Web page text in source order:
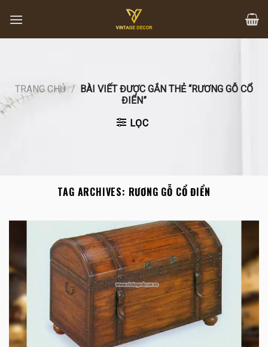
content
TRANG CHỦ / BÀI VIẾT ĐƯỢC GẮN THẺ “RƯƠNG GỖ CỔ
ĐIỂN”
LỌC
TAG ARCHIVES: RƯƠNG GỖ CỔ ĐIỂN